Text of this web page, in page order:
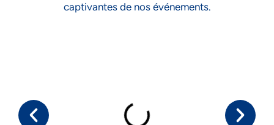
captivantes de nos événements.